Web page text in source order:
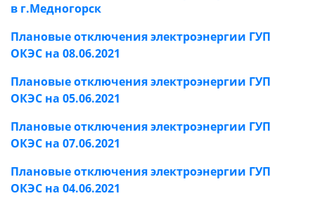
в г.Медногорск
Плановые отключения электроэнергии ГУП
ОКЭС на 08.06.2021
Плановые отключения электроэнергии ГУП
ОКЭС на 05.06.2021
Плановые отключения электроэнергии ГУП
ОКЭС на 07.06.2021
Плановые отключения электроэнергии ГУП
ОКЭС на 04.06.2021